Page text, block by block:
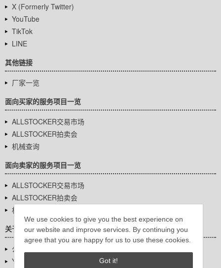
We use cookies to give you the best experience on
our website and improve services. By continuing you
agree that you are happy for us to use these cookies.
Got it!
X (Formerly Twitter)
YouTube
TikTok
LINE
其他链接
厂家一览
面向买家的服务项目一览
ALLSTOCKER交易市场
ALLSTOCKER拍卖会
机械查询
面向卖家的服务项目一览
ALLSTOCKER交易市场
ALLSTOCKER拍卖会
机械查询
关于我们
公司基本信息
YUTAKA Inc.